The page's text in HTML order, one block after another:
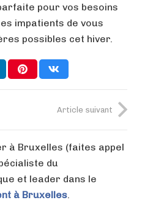
pour vos besoins
impatients de vous
possibles cet hiver.
Article suivant
à Bruxelles (faites appel
du
et leader dans le
à Bruxelles.